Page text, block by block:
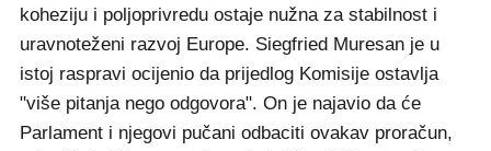
koheziju i poljoprivredu ostaje nužna za stabilnost i
uravnoteženi razvoj Europe. Siegfried Muresan je u
istoj raspravi ocijenio da prijedlog Komisije ostavlja
"više pitanja nego odgovora". On je najavio da će
Parlament i njegovi pučani odbaciti ovakav proračun,